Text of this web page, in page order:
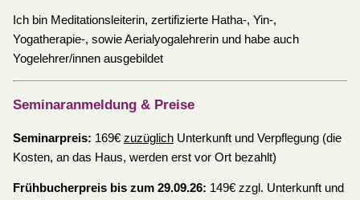
Ich bin Meditationsleiterin, zertifizierte Hatha-, Yin-,
Yogatherapie-, sowie Aerialyogalehrerin und habe auch
Yogelehrer/innen ausgebildet
Seminaranmeldung & Preise
Seminarpreis: 169€ zuzüglichUnterkunft und Verpflegung (die
Kosten, an das Haus, werden erst vor Ort bezahlt)
Frühbucherpreis bis zum 29.09.26: 149€ zzgl. Unterkunft und